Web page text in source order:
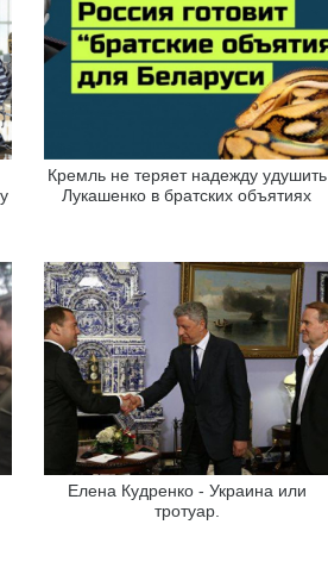
Кремль не теряет надежду удушить
Лукашенко в братских объятиях
Елена Кудренко - Украина или
тротуар.